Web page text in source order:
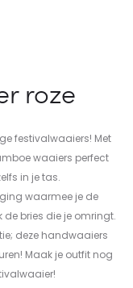
roze
festivalwaaiers! Met
waaiers perfect
in je tas.
waarmee je de
bries die je omringt.
deze handwaaiers
Maak je outfit nog